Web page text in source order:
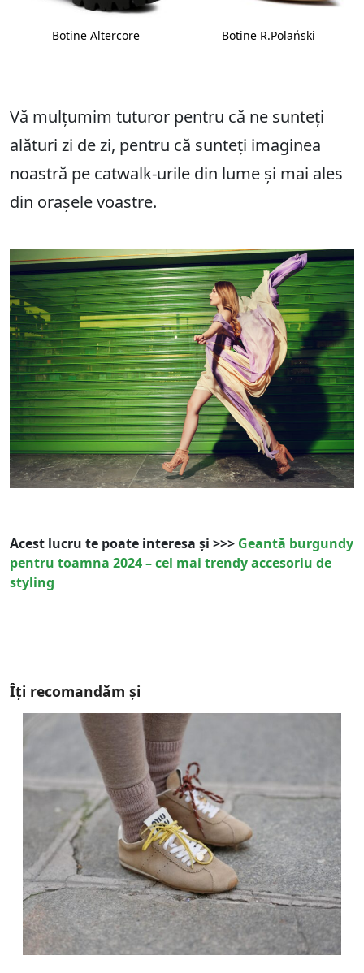
Botine Altercore Botine R.Polański
Vă mulțumim tuturor pentru că ne sunteți
alături zi de zi, pentru că sunteți imaginea
noastră pe catwalk-urile din lume și mai ales
din orașele voastre.
Acest lucru te poate interesa și >>> Geantă burgundy
pentru toamna 2024 – cel mai trendy accesoriu de
styling
Îți recomandăm și